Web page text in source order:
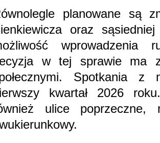
planowane są
oraz
wprowadzenia
w tej sprawie ma
Spotkania z
kwartał 2026
ulice